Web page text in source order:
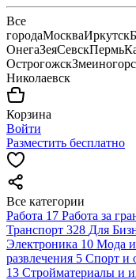
Все
городаМоскваИркутск
ОнегаЗеяСевскПермь
Острогожск
Николаевск
Корзина
Войти
Разместить бесплатно
Все категории
Работа 17 Работа за
Транспорт 328 Для
Электроника 10 Мода и
развлечения 5 Спорт и
13 Стройматериалы и